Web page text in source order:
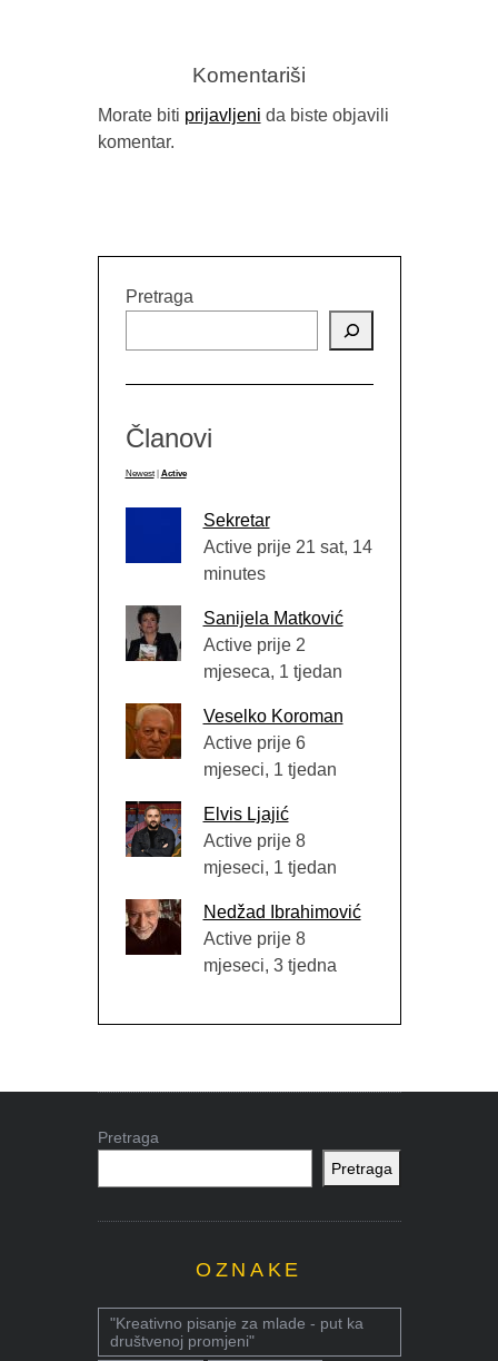
Komentariši
Morate biti prijavljeni da biste objavili
komentar.
Pretraga
Članovi
Newest Active
Sekretar
Active prije 21 sat, 14
minutes
Sanijela Matković
Active prije 2
mjeseca, 1 tjedan
Veselko Koroman
Active prije 6
mjeseci, 1 tjedan
Elvis Ljajić
Active prije 8
mjeseci, 1 tjedan
Nedžad Ibrahimović
Active prije 8
mjeseci, 3 tjedna
Pretraga
Pretraga
OZNAKE
"Kreativno pisanje za mlade - put ka
društvenoj promjeni"